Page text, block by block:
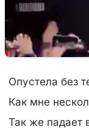
Опустела без
Как мне
Так же падает